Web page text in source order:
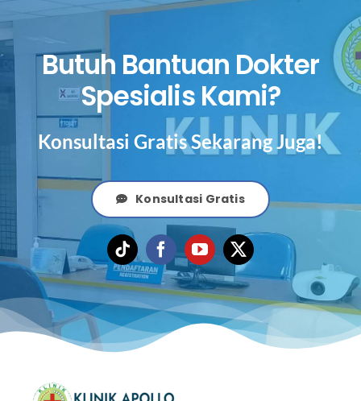
Butuh Bantuan Dokter
Spesialis Kami?
Konsultasi Gratis Sekarang Juga!
Konsultasi Gratis